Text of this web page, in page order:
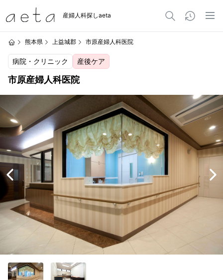
産婦人科探しaeta
熊本県 上益城郡 市原産婦人科医院
病院・クリニック 産後ケア
市原産婦人科医院